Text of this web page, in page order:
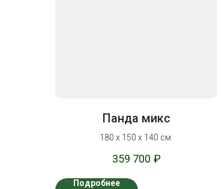
Панда микс
180 х 150 х 140 см.
359 700 ₽
Подробнее